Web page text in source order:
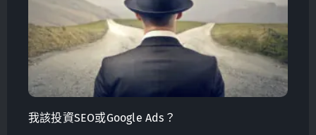
我該投資SEO或Google Ads？